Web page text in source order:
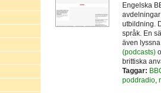
Engelska
utbildning.
språk. En
även
(podcasts)
brittiska
Taggar:
poddradio,